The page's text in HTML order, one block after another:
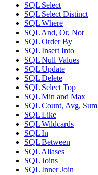
SQL Select
SQL Select Distinct
SQL Where
SQL And, Or, Not
SQL Order By
SQL Insert Into
SQL Null Values
SQL Update
SQL Delete
SQL Select Top
SQL Min and Max
SQL Count, Avg, Sum
SQL Like
SQL Wildcards
SQL In
SQL Between
SQL Aliases
SQL Joins
SQL Inner Join